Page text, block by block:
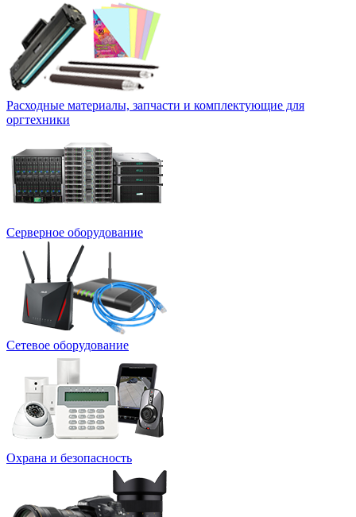
Расходные материалы, запчасти и комплектующие для
оргтехники
Серверное оборудование
Сетевое оборудование
Охрана и безопасность